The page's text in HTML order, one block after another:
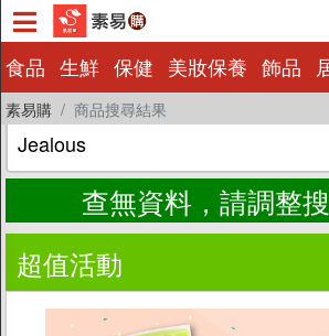
食品 生鮮 保健 美妝保養 飾品
素易購 商品搜尋結果
食品
生鮮
美妝保養
飾品
居家百貨
查無資料，請調整
超值活動